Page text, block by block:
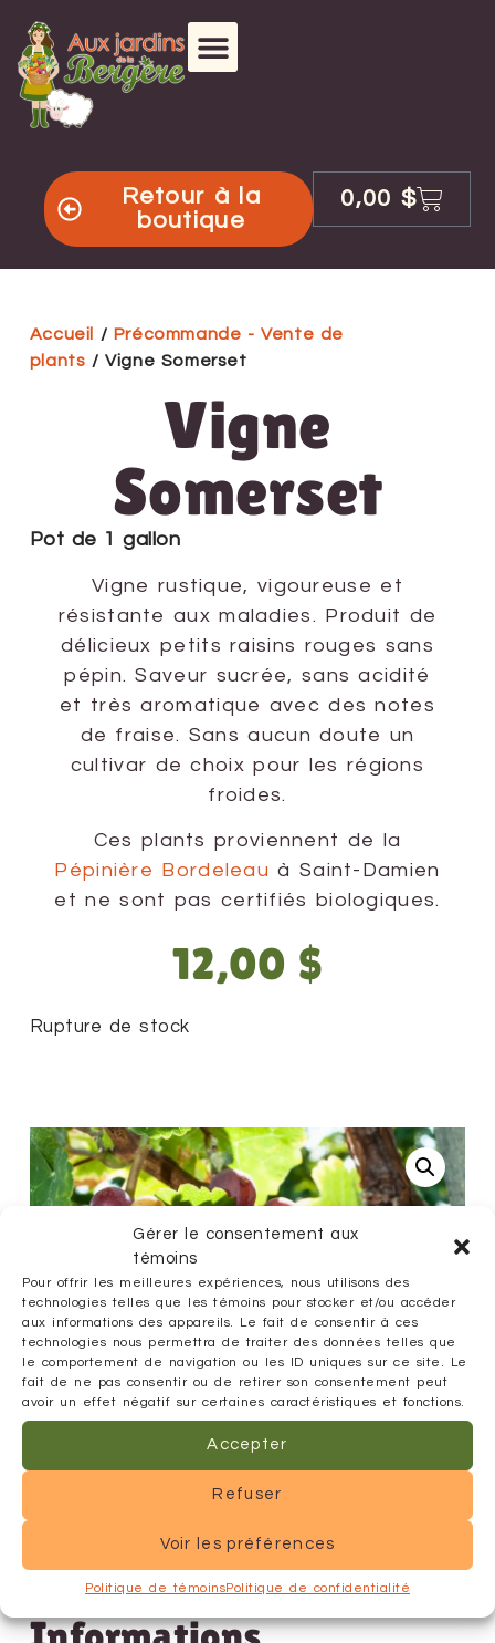
Gérer le consentement aux
témoins
Pour offrir les meilleures expériences, nous utilisons des
technologies telles que les témoins pour stocker et/ou accéder
aux informations des appareils. Le fait de consentir à ces
technologies nous permettra de traiter des données telles que
le comportement de navigation ou les ID uniques sur ce site. Le
fait de ne pas consentir ou de retirer son consentement peut
avoir un effet négatif sur certaines caractéristiques et fonctions.
Accepter
Refuser
Voir les préférences
Politique de témoinsPolitique de confidentialité
Retour à la
boutique
0,00 $
Accueil / Précommande - Vente de
plants / Vigne Somerset
Vigne
Somerset
Pot de 1 gallon
Vigne rustique, vigoureuse et
résistante aux maladies. Produit de
délicieux petits raisins rouges sans
pépin. Saveur sucrée, sans acidité
et très aromatique avec des notes
de fraise. Sans aucun doute un
cultivar de choix pour les régions
froides.
Ces plants proviennent de la
Pépinière Bordeleau à Saint-Damien
et ne sont pas certifiés biologiques.
12,00 $
Rupture de stock